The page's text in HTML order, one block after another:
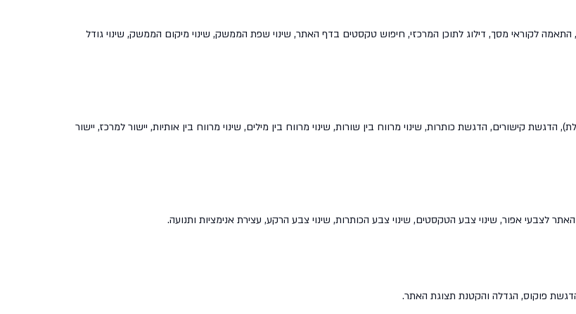
לקוראי מסך, דילוג לתוכן המרכזי, חיפוש טקסטים בדף האתר, שינוי שפת הממשק, שינוי מיקום הממשק, שינוי גודל
קישורים, הדגשת כותרות, שינוי מרווח בין שורות, שינוי מרווח בין מילים, שינוי מרווח בין אותיות, יישור למרכז, יישור
לצבעי אפור, שינוי צבע הטקסטים, שינוי צבע הכותרות, שינוי צבע הרקע, עצירת אנימציות ותנועה.
פוקוס, הגדלה והקטנת תצוגת האתר.